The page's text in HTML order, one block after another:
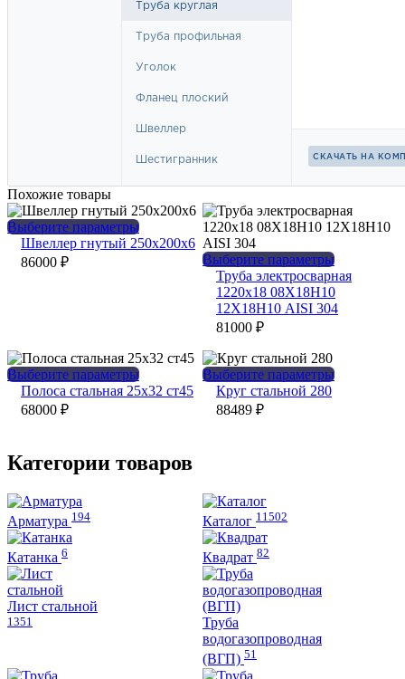
Похожие товары
Выберите параметрыЭтот
товар
на
странице
товара.
Швеллер гнутый 250х200х6
86000 ₽ Выберите параметрыЭтот
товар
имеет
несколько
выбрать
Труба электросварная
1220х18 08Х18Н10
12Х18Н10 AISI 304
81000 ₽
Выберите параметрыЭтот
товар
можно
Полоса стальная 25х32 ст45
68000 ₽
Выберите параметрыЭтот
Круг стальной 280
88489 ₽
Категории товаров
Арматура 194 Каталог 11502
Катанка 6 Квадрат 82
Лист стальной
1351
Труба
водогазопроводная
(ВГП) 51